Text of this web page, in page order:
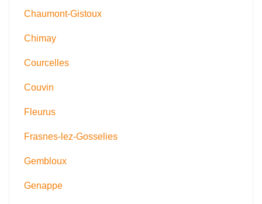
Chaumont-Gistoux
Chimay
Courcelles
Couvin
Fleurus
Frasnes-lez-Gosselies
Gembloux
Genappe